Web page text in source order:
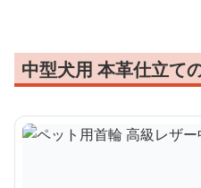
中型犬用 本革仕立て